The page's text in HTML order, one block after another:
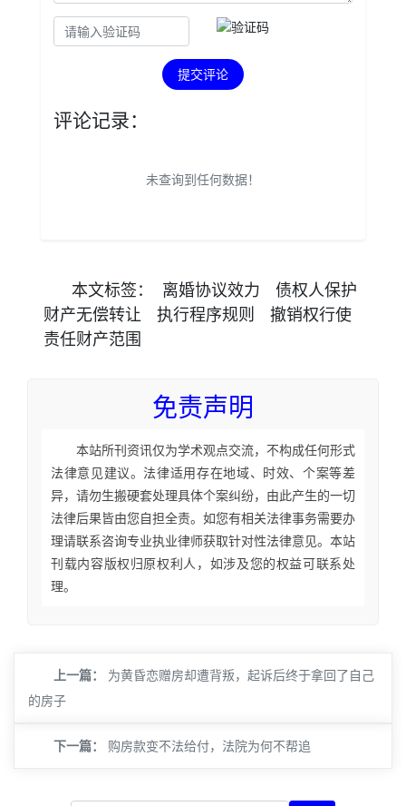
提交评论
评论记录：
未查询到任何数据！
本文标签： 离婚协议效力
债权人保护
财产无偿转让
执行程序规则
撤销权行使
责任财产范围
免责声明
本站所刊资讯仅为学术观点交流，不构成任何形式
法律意见建议。法律适用存在地域、时效、个案等差
异，请勿生搬硬套处理具体个案纠纷，由此产生的一切
法律后果皆由您自担全责。如您有相关法律事务需要办
理请联系咨询专业执业律师获取针对性法律意见。本站
刊载内容版权归原权利人，如涉及您的权益可联系处
理。
上一篇：
为黄昏恋赠房却遭背叛，起诉后终于拿回了自己
的房子
下一篇： 购房款变不法给付，法院为何不帮追